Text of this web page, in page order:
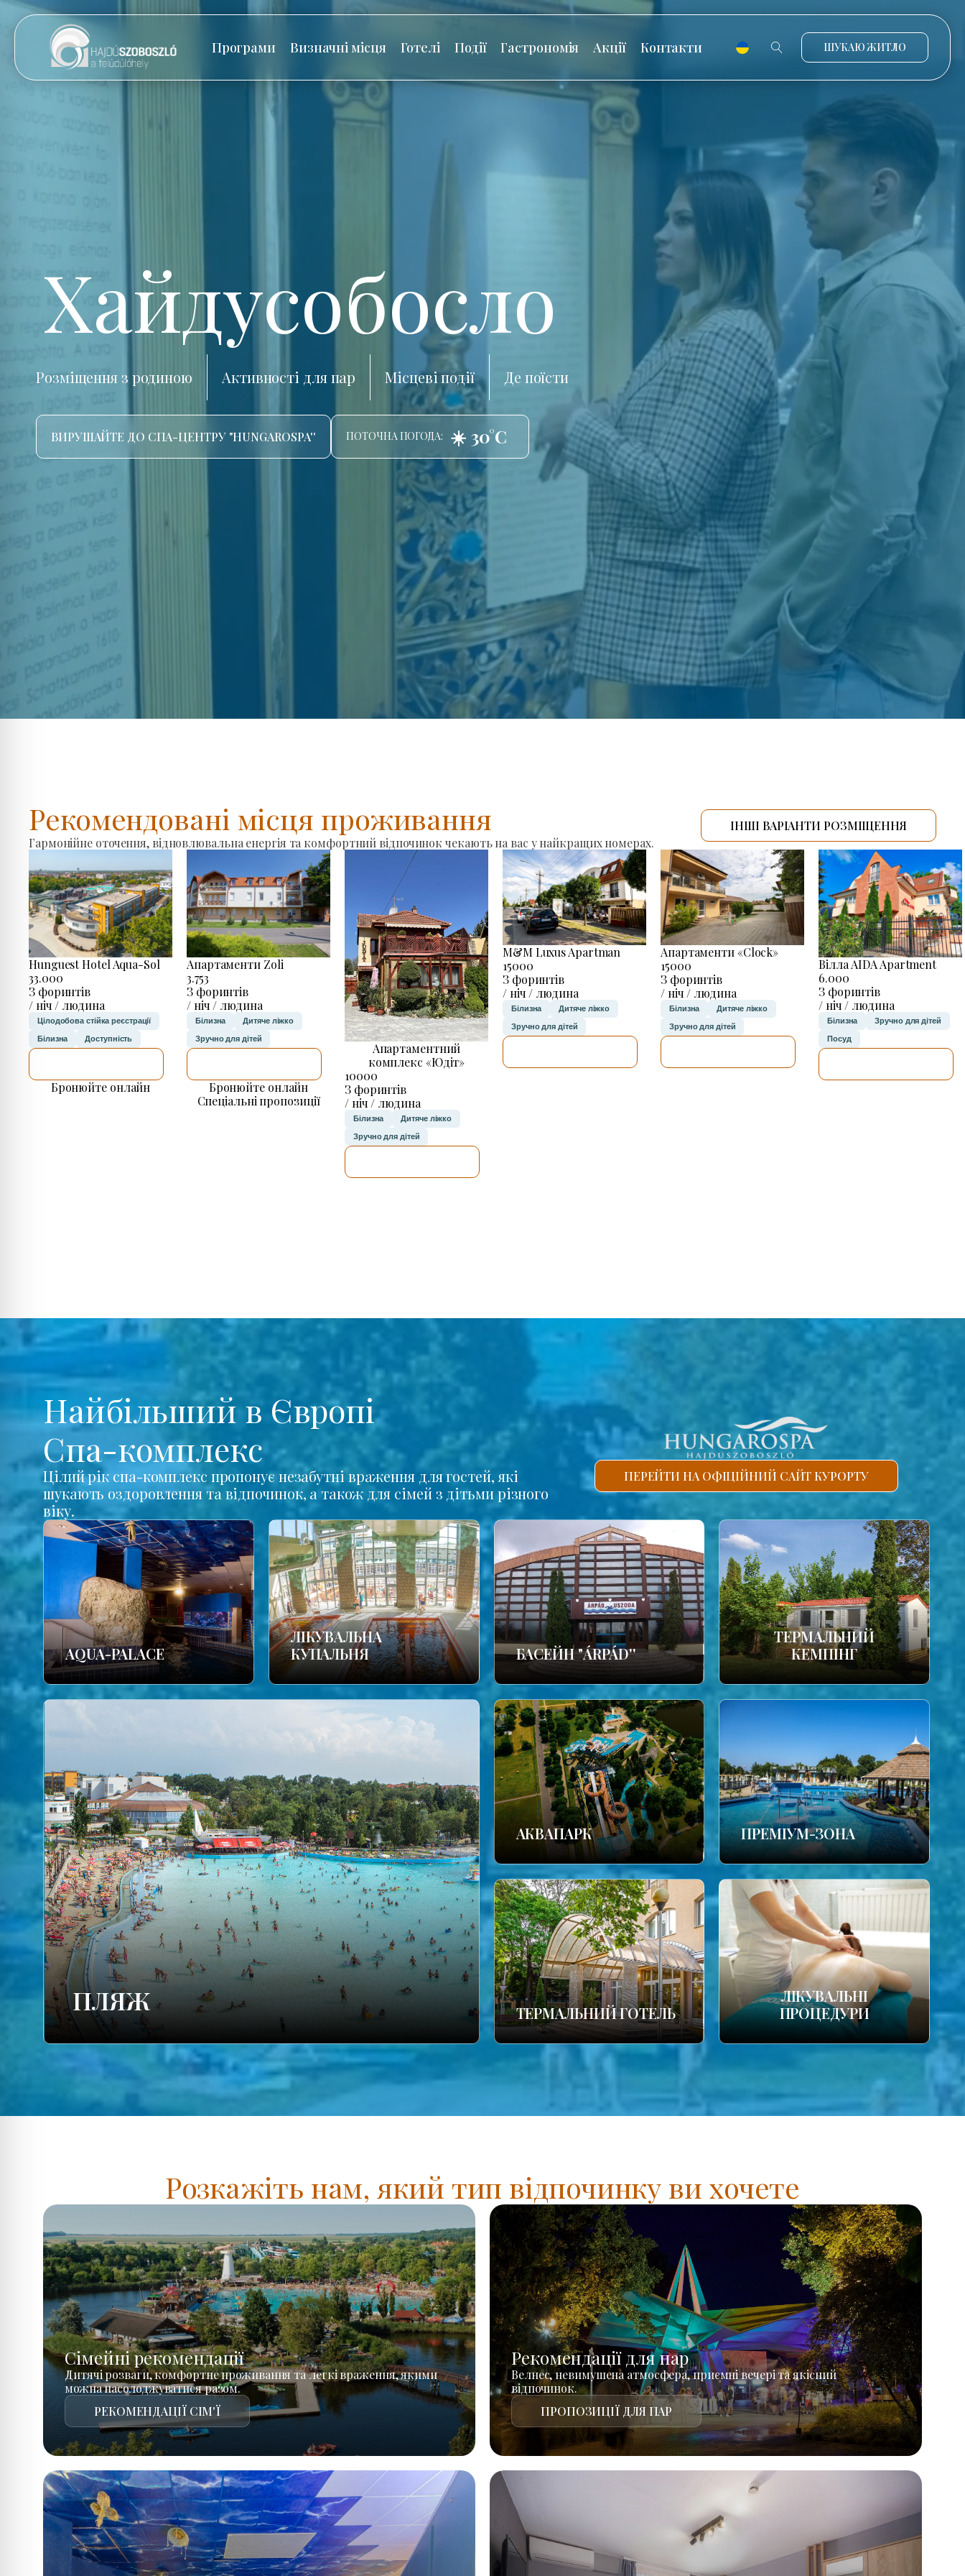
Програми Визначні місця Готелі Події Гастрономія Акції Контакти ШУКАЮ ЖИТЛО
Хайдусобосло
Розміщення з родиною Активності для пар Місцеві події Де поїсти
ВИРУШАЙТЕ ДО СПА-ЦЕНТРУ "HUNGAROSPA'' ПОТОЧНА ПОГОДА: ☀️ 30°C
Рекомендовані місця проживання
Гармонійне оточення, відновлювальна енергія та комфортний відпочинок чекають на вас у найкращих номерах.
ІНШІ ВАРІАНТИ РОЗМІЩЕННЯ
Hunguest Hotel Aqua-Sol
33.000
З форинтів
/ ніч / людина
Цілодобова стійка реєстрації
Білизна Доступність
Бронюйте онлайн
Апартаменти Zoli
3.753
З форинтів
/ ніч / людина
Білизна Дитяче ліжко
Зручно для дітей
Бронюйте онлайн
Спеціальні пропозиції
Апартаментний
комплекс «Юдіт»
10000
З форинтів
/ ніч / людина
Білизна Дитяче ліжко
Зручно для дітей
M&M Luxus Apartman
15000
З форинтів
/ ніч / людина
Білизна Дитяче ліжко
Зручно для дітей
Апартаменти «Clock»
15000
З форинтів
/ ніч / людина
Білизна Дитяче ліжко
Зручно для дітей
Вілла AIDA Apartment
6.000
З форинтів
/ ніч / людина
Білизна Зручно для дітей
Посуд
Найбільший в Європі
Спа-комплекс
Цілий рік спа-комплекс пропонує незабутні враження для гостей, які
шукають оздоровлення та відпочинок, а також для сімей з дітьми різного
віку.
ПЕРЕЙТИ НА ОФІЦІЙНИЙ САЙТ КУРОРТУ
AQUA-PALACE
ЛІКУВАЛЬНА
КУПАЛЬНЯ
БАСЕЙН "ÁRPÁD''
ТЕРМАЛЬНИЙ
КЕМПІНГ
ПЛЯЖ
АКВАПАРК ПРЕМІУМ-ЗОНА
ТЕРМАЛЬНИЙ ГОТЕЛЬ
ЛІКУВАЛЬНІ
ПРОЦЕДУРИ
Розкажіть нам, який тип відпочинку ви хочете
Сімейні рекомендації
Дитячі розваги, комфортне проживання та легкі враження, якими
можна насолоджуватися разом.
РЕКОМЕНДАЦІЇ СІМ'Ї
Рекомендації для пар
Велнес, невимушена атмосфера, приємні вечері та якісний
відпочинок.
ПРОПОЗИЦІЇ ДЛЯ ПАР